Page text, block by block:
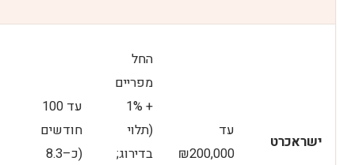
ישראכרט
עד
₪200,000
החל
מפריים
+ 1%
(תלוי
בדירוג;
עד 100
חודשים
(כ–8.3